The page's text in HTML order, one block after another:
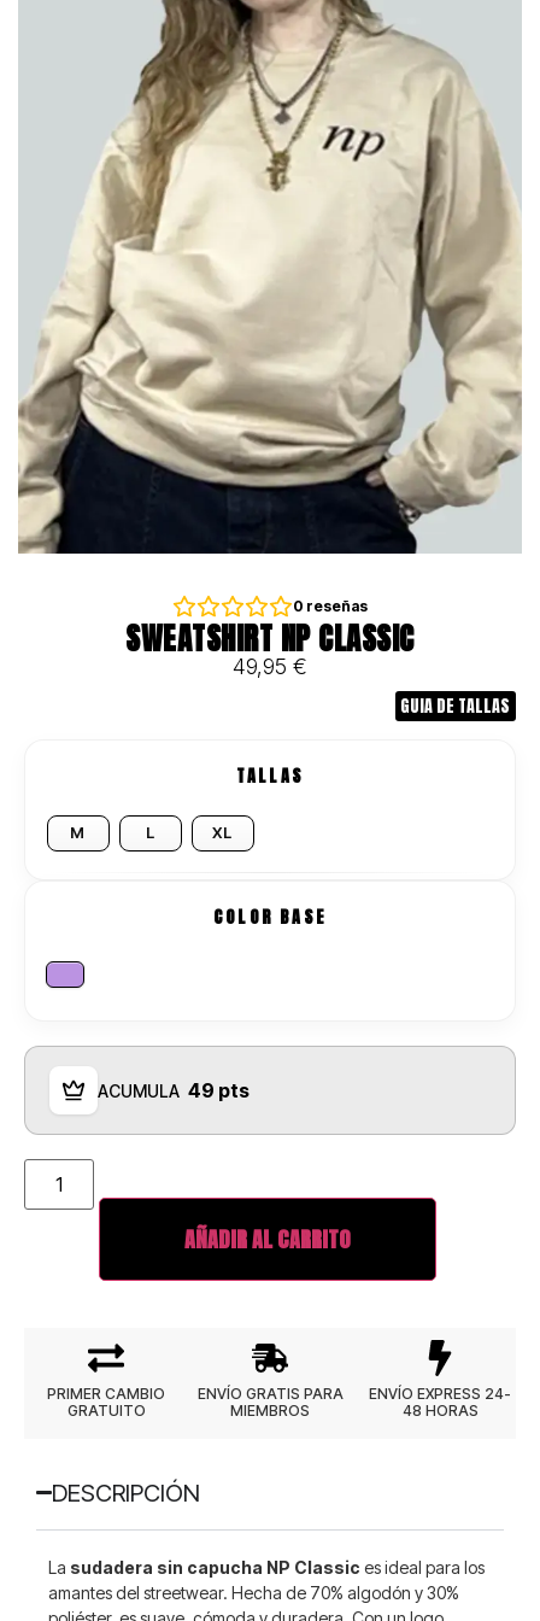
0 reseñas
SWEATSHIRT NP CLASSIC
49,95 €
GUIA DE TALLAS
TALLAS
M L XL
COLOR BASE
ACUMULA 49 pts
AÑADIR AL CARRITO
DESCRIPCIÓN
La sudadera sin capucha NP Classic es ideal para los
amantes del streetwear. Hecha de 70% algodón y 30%
PRIMER CAMBIO
GRATUITO
ENVÍO GRATIS PARA
MIEMBROS
ENVÍO EXPRESS 24-
48 HORAS